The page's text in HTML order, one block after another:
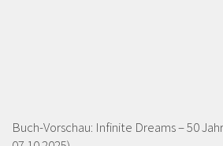
Buch-Vorschau: Infinite Dreams – 50